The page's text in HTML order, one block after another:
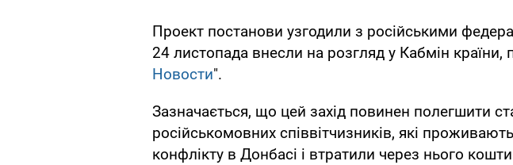
Проект постанови узгодили з російськими
24 листопада внесли на розгляд у Кабмін країни,
Новости".
Зазначається, що цей захід повинен полегшити
російськомовних співвітчизників, які
конфлікту в Донбасі і втратили через нього